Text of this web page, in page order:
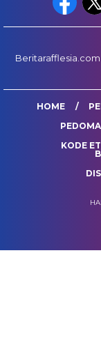
Beritarafflesia.com
HOME
KODE